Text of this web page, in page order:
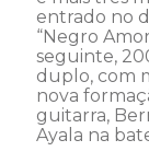
entrado no
“Negro
seguinte,
duplo, com
nova
guitarra,
Ayala na